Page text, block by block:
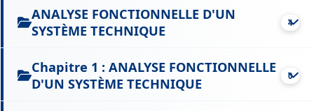
ANALYSE FONCTIONNELLE D'UN
SYSTÈME TECHNIQUE
4
Chapitre 1 : ANALYSE FONCTIONNELLE
D'UN SYSTÈME TECHNIQUE
0